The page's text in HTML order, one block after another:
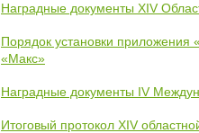
Наградные документы XIV
Порядок установки
«Макс»
Наградные документы IV
Итоговый протокол XIV